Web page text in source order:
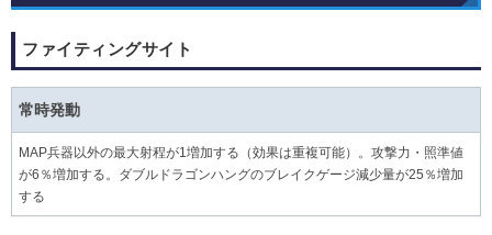
ファイティングサイト
常時発動
MAP兵器以外の最大射程が1増加する（効果は重複可能）。攻撃力・照準値
が6％増加する。ダブルドラゴンハングのブレイクゲージ減少量が25％増加
する